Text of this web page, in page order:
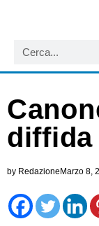
diffida
by RedazioneMarzo 8,